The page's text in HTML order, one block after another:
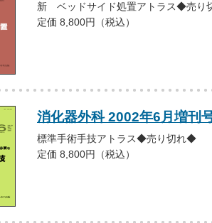
新 ベッドサイド処置アトラス◆売り
定価 8,800円（税込）
消化器外科 2002年6月増刊
標準手術手技アトラス◆売り切れ◆
定価 8,800円（税込）